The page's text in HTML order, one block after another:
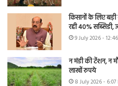
किसानों के लिए
रही 40%
9 July 2026 -
न मंडी की टेंशन, न
लाखों रुपये
8 July 2026 - 6:07